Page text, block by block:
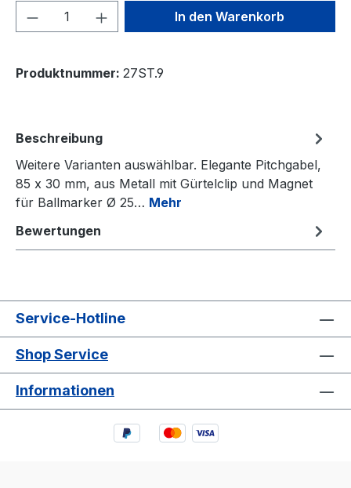
Produkt Anzahl: Gib denIn den Warenkorb
Produktnummer: 27ST.9
Beschreibung
Weitere Varianten auswählbar. Elegante Pitchgabel,
85 x 30 mm, aus Metall mit Gürtelclip und Magnet
für Ballmarker Ø 25… Mehr
Bewertungen
Service-Hotline
Shop Service
Informationen